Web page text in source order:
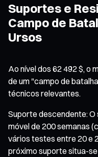
Suportes e
Campo de
Ursos
Ao nível dos 62 492 $, o
de um "campo de
técnicos relevantes.
Suporte descendente:
móvel de 200 semanas
vários testes entre 20 e
próximo suporte situa-